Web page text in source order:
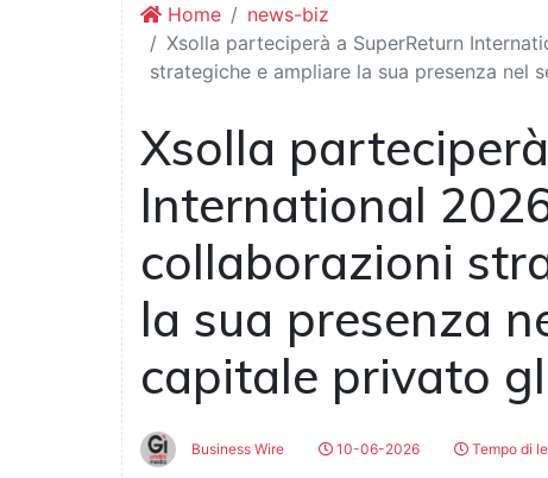
Home
news-biz
Xsolla parteciperà a SuperReturn
strategiche e ampliare la sua presenza nel
Xsolla
International
collaborazioni
la sua presenza
capitale privato
Business Wire 10-06-2026 Tempo di